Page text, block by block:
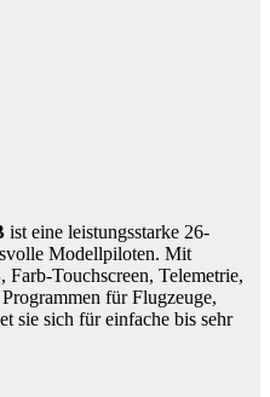
ist eine leistungsstarke 26-
Modellpiloten. Mit
, Farb-Touchscreen, Telemetrie,
für Flugzeuge,
sie sich für einfache bis sehr